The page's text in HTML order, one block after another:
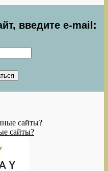
введите e-mail:
сайты?